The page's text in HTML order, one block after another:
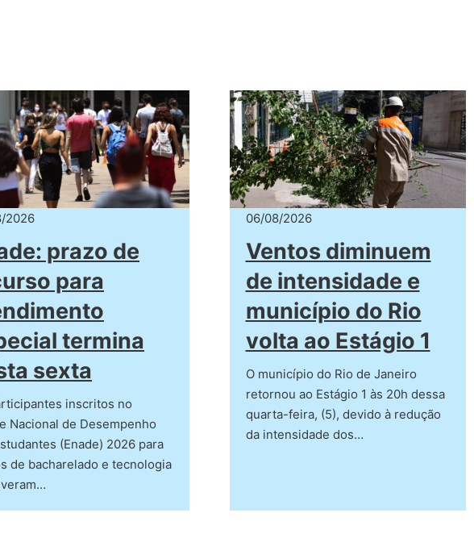
2026
prazo de
para
termina
sexta
inscritos no
Nacional de Desempenho
(Enade) 2026 para
de bacharelado e tecnologia
06/08/2026
Ventos diminuem
de intensidade e
município do Rio
volta ao Estágio 1
O município do Rio de Janeiro
retornou ao Estágio 1 às 20h dessa
quarta-feira, (5), devido à redução
da intensidade dos…